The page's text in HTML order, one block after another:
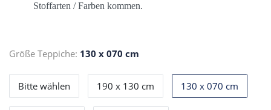
Stoffarten / Farben kommen.
Größe Teppiche: 130 x 070 cm
Bitte wählen 190 x 130 cm 130 x 070 cm